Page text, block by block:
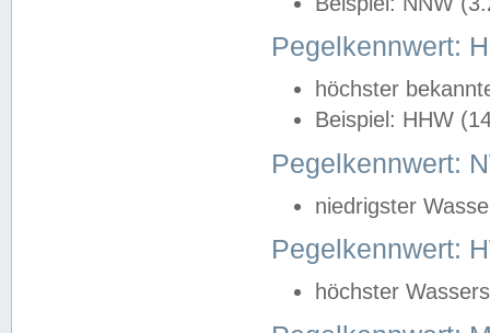
Pegelkennwert:
höchster
Beispiel: HHW
Pegelkennwert:
niedrigster
Pegelkennwert:
höchster